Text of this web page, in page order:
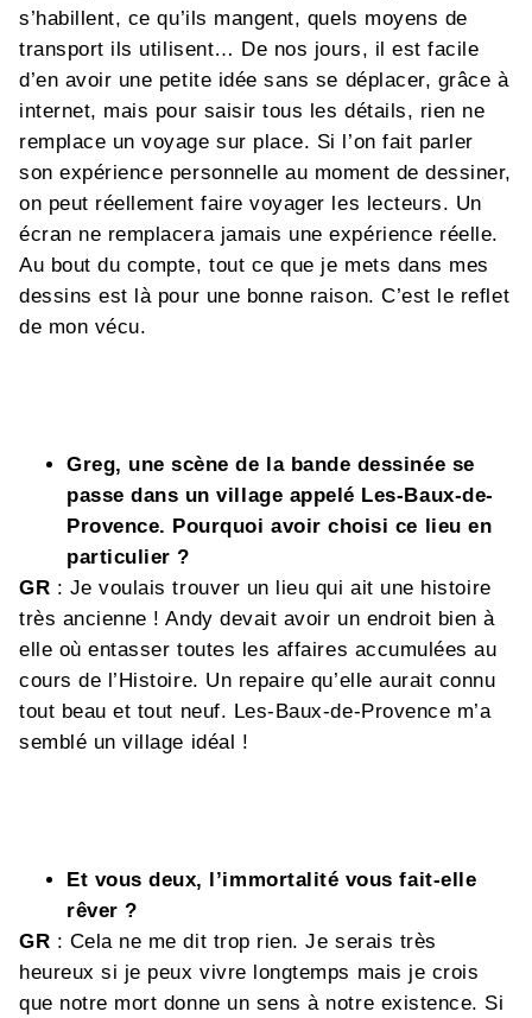
s’habillent, ce qu’ils mangent, quels moyens de
transport ils utilisent… De nos jours, il est facile
d’en avoir une petite idée sans se déplacer, grâce à
internet, mais pour saisir tous les détails, rien ne
remplace un voyage sur place. Si l’on fait parler
son expérience personnelle au moment de dessiner,
on peut réellement faire voyager les lecteurs. Un
écran ne remplacera jamais une expérience réelle.
Au bout du compte, tout ce que je mets dans mes
dessins est là pour une bonne raison. C’est le reflet
de mon vécu.
Greg, une scène de la bande dessinée se
passe dans un village appelé Les-Baux-de-
Provence. Pourquoi avoir choisi ce lieu en
particulier ?
GR : Je voulais trouver un lieu qui ait une histoire
très ancienne ! Andy devait avoir un endroit bien à
elle où entasser toutes les affaires accumulées au
cours de l’Histoire. Un repaire qu’elle aurait connu
tout beau et tout neuf. Les-Baux-de-Provence m’a
semblé un village idéal !
Et vous deux, l’immortalité vous fait-elle
rêver ?
GR : Cela ne me dit trop rien. Je serais très
heureux si je peux vivre longtemps mais je crois
que notre mort donne un sens à notre existence. Si